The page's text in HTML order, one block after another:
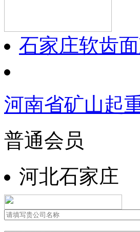
石家庄软齿
河南省矿山起
普通会员
河北石家庄